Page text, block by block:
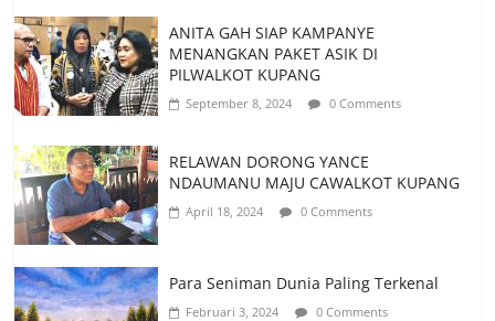
ANITA GAH SIAP KAMPANYE
MENANGKAN PAKET ASIK DI
PILWALKOT KUPANG
September 8, 2024 0 Comments
RELAWAN DORONG YANCE
NDAUMANU MAJU CAWALKOT KUPANG
April 18, 2024 0 Comments
Para Seniman Dunia Paling Terkenal
Februari 3, 2024 0 Comments